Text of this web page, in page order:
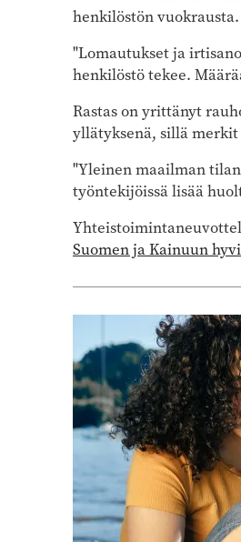
henkilöstön vuokrausta.
"Lomautukset ja
henkilöstö tekee.
Rastas on yrittänyt
yllätyksenä, sillä
"Yleinen maailman
työntekijöissä lisää
Suomen ja Kainuun